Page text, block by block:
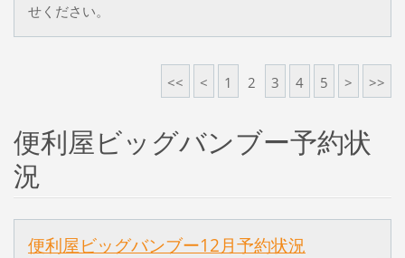
せください。
<< < 1 2 3 4 5 > >>
便利屋ビッグバンブー予約状
況
便利屋ビッグバンブー12月予約状況